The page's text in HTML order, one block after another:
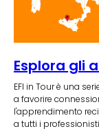
Esplora gli
EFI in Tour è una
a favorire
l'apprendimento
a tutti i